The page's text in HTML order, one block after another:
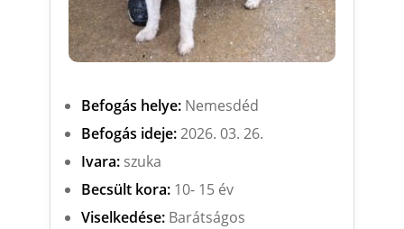
Befogás helye:Nemesdéd
Befogás ideje:2026. 03. 26.
Ivara:szuka
Becsült kora:10- 15 év
Viselkedése:Barátságos